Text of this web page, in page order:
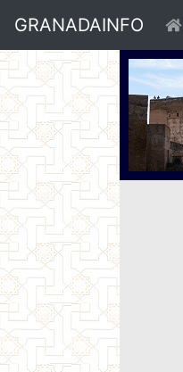
GRANADAINFO